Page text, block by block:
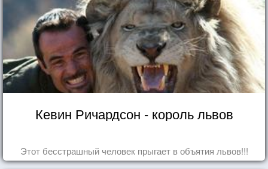
Кевин Ричардсон - король львов
Этот бесстрашный человек прыгает в объятия львов!!!